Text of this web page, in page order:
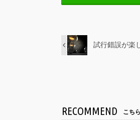
試行錯誤が楽
RECOMMEND こち